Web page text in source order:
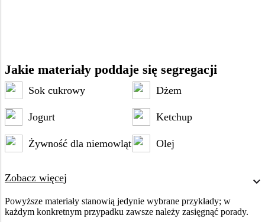
Jakie materiały poddaje się segregacji
Sok cukrowy Dżem
Jogurt Ketchup
Żywność dla niemowląt Olej
Zobacz więcej
Powyższe materiały stanowią jedynie wybrane przykłady; w
każdym konkretnym przypadku zawsze należy zasięgnąć porady.